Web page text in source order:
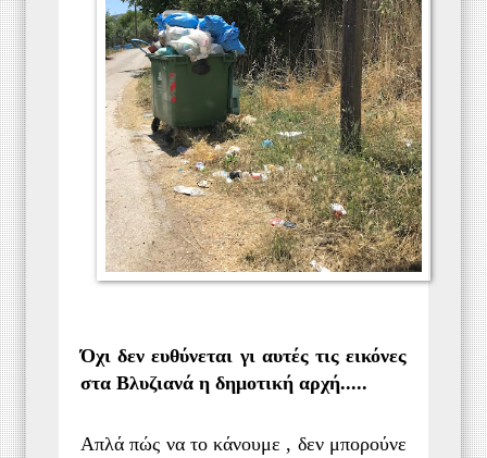
Όχι δεν ευθύνεται γι αυτές τις εικόνες
στα Βλυζιανά η δημοτική αρχή.....
Απλά πώς να το κάνουμε , δεν μπορούνε